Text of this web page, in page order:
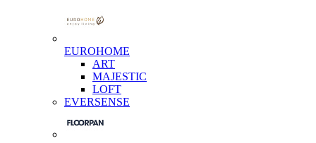
EUROHOME
ART
MAJESTIC
LOFT
EVERSENSE